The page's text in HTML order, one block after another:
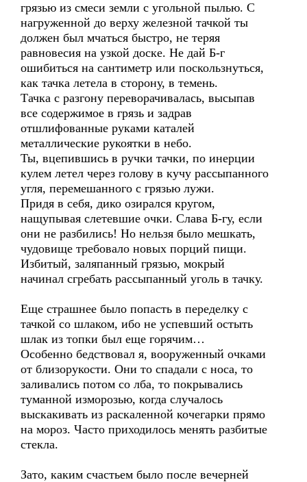
грязью из смеси земли с угольной пылью. С
нагруженной до верху железной тачкой ты
должен был мчаться быстро, не теряя
равновесия на узкой доске. Не дай Б-г
ошибиться на сантиметр или поскользнуться,
как тачка летела в сторону, в темень.
Тачка с разгону переворачивалась, высыпав
все содержимое в грязь и задрав
отшлифованные руками каталей
металлические рукоятки в небо.
Ты, вцепившись в ручки тачки, по инерции
кулем летел через голову в кучу рассыпанного
угля, перемешанного с грязью лужи.
Придя в себя, дико озирался кругом,
нащупывая слетевшие очки. Слава Б-гу, если
они не разбились! Но нельзя было мешкать,
чудовище требовало новых порций пищи.
Избитый, заляпанный грязью, мокрый
начинал сгребать рассыпанный уголь в тачку.
Еще страшнее было попасть в переделку с
тачкой со шлаком, ибо не успевший остыть
шлак из топки был еще горячим…
Особенно бедствовал я, вооруженный очками
от близорукости. Они то спадали с носа, то
заливались потом со лба, то покрывались
туманной изморозью, когда случалось
выскакивать из раскаленной кочегарки прямо
на мороз. Часто приходилось менять разбитые
стекла.
Зато, каким счастьем было после вечерней